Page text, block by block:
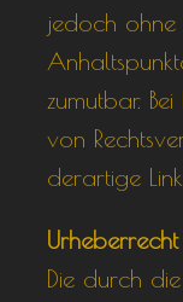
jedoch ohne
zumutbar.
von
derartige
Urheberrecht
Die durch